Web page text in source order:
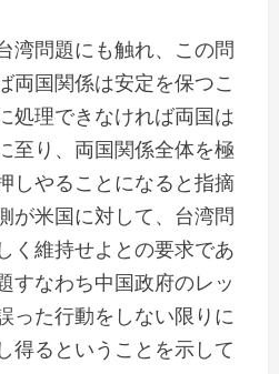
湾問題にも触れ、この問
両国関係は安定を保つこ
処理できなければ両国は
至り、両国関係全体を極
しやることになると指摘
が米国に対して、台湾問
く維持せよとの要求であ
すなわち中国政府のレッ
った行動をしない限りに
得るということを示して